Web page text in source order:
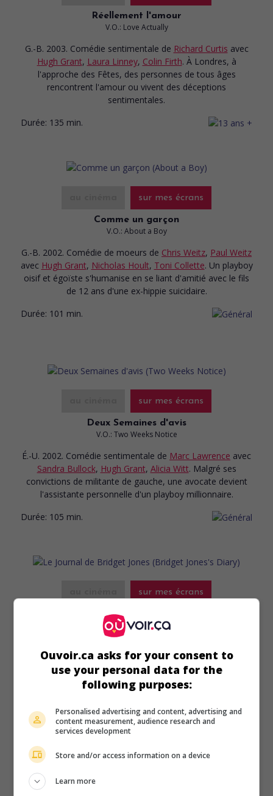
Réellement l'amour
V.O.: Love Actually
G.-B. 2003. Comédie sentimentale de Richard Curtis avec
Hugh Grant, Laura Linney, Colin Firth. À Londres, à
l'approche des Fêtes, des personnes de tous âges
rencontrent l'amour ou vivent des déceptions
sentimentales.
Durée: 135 min.
sur mes écrans
Comme un garçon
V.O.: About a Boy
G.-B. 2002. Comédie de moeurs de Chris Weitz, Paul Weitz
avec Hugh Grant, Nicholas Hoult, Toni Collette. Un playboy
oisif et égoïste s'humanise en se liant d'amitié avec le fils
de 12 ans d'une ex-hippie suicidaire.
Durée: 101 min.
sur mes écrans
Deux Semaines d'avis
V.O.: Two Weeks Notice
É.-U. 2002. Comédie sentimentale de Marc Lawrence avec
Sandra Bullock, Hugh Grant, Alicia Witt. Malgré ses
convictions de militante de gauche, une avocate devient
l'assistante personnelle d'un playboy millionnaire.
Durée: 105 min.
sur mes écrans
Le Journal de Bridget Jones
V.O.: Bridget Jones's Diary
Renée Zellweger, Colin Firth,Hugh Grant. Les tribulations
sentimentales et professionnelles d'une jeune Londonienne
qui a le don de se mettre dans l'embarras.
98 min.
au cinéma
Ouvoir.ca asks for your consent to
use your personal data for the
following purposes:
Personalised advertising and content, advertising and
content measurement, audience research and
services development
Store and/or access information on a device
Learn more